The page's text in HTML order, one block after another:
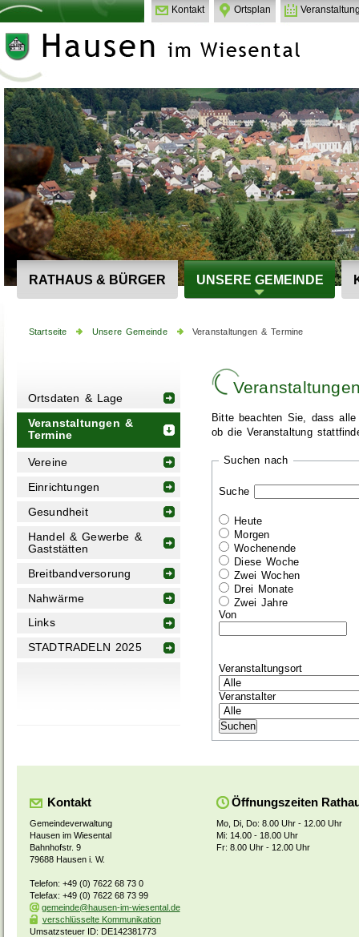
Kontakt Ortsplan
RATHAUS & BÜRGER UNSERE GEMEINDE
Startseite Unsere Gemeinde Veranstaltungen & Termine
Ortsdaten & Lage
Veranstaltungen &
Termine
Vereine
Einrichtungen
Gesundheit
Handel & Gewerbe &
Gaststätten
Breitbandversorung
Nahwärme
Links
STADTRADELN 2025
Bitte beachten Sie, dass
ob die Veranstaltung
Suchen nach
Suche
Heute
Morgen
Wochenende
Diese Woche
Zwei Wochen
Drei Monate
Zwei Jahre
Von
Veranstaltungsort
Veranstalter
Kontakt
Gemeindeverwaltung
Hausen im Wiesental
Bahnhofstr. 9
79688 Hausen i. W.
Telefon: +49 (0) 7622 68 73 0
Telefax: +49 (0) 7622 68 73 99
gemeinde@hausen-im-wiesental.de
verschlüsselte Kommunikation
Umsatzsteuer ID: DE142381773
Öffnungszeiten
Mo, Di, Do: 8.00 Uhr - 12.00 Uhr
Mi: 14.00 - 18.00 Uhr
Fr: 8.00 Uhr - 12.00 Uhr